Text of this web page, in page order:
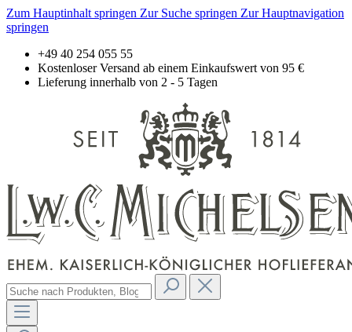
Zum Hauptinhalt springen Zur Suche springen Zur Hauptnavigation
springen
+49 40 254 055 55
Kostenloser Versand ab einem Einkaufswert von 95 €
Lieferung innerhalb von 2 - 5 Tagen